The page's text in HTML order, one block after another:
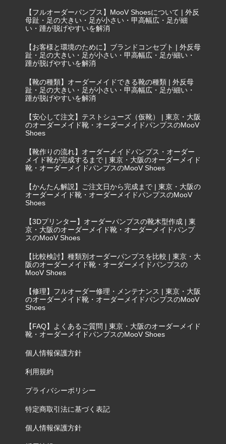
【フルオーダーパンプス】MooV Shoesについて | 外反
母趾・足の大きい・足が小さい・甲高幅広・足が細
い・踵が脱げやすいを解消
【お客様と環境のために】ブランドコンセプト | 外反母
趾・足の大きい・足が小さい・甲高幅広・足が細い・
踵が脱げやすいを解消
【靴の種類】オーダーメイドできる靴の種類 | 外反母
趾・足の大きい・足が小さい・甲高幅広・足が細い・
踵が脱げやすいを解消
【安心して注文】テストシューズ（仮靴） | 東京・大阪
のオーダーメイド靴・オーダーメイドパンプスのMooV
Shoes
【靴作りの流れ】オーダーメイドパンプス・オーダー
メイド靴が完成するまで | 東京・大阪のオーダーメイド
靴・オーダーメイドパンプスのMooV Shoes
【かんたん解説】ご注文日から完成まで | 東京・大阪の
オーダーメイド靴・オーダーメイドパンプスのMooV
Shoes
【3Dプリンター】オーダーパンプスの靴木型作成 | 東
京・大阪のオーダーメイド靴・オーダーメイドパンプ
スのMooV Shoes
【比較検討】種類別オーダーパンプスを比較 | 東京・大
阪のオーダーメイド靴・オーダーメイドパンプスの
MooV Shoes
【修理】フルオーダー修理・メンテナンス | 東京・大阪
のオーダーメイド靴・オーダーメイドパンプスのMooV
Shoes
【FAQ】よくあるご質問 | 東京・大阪のオーダーメイド
靴・オーダーメイドパンプスのMooV Shoes
個人情報保護方針
利用規約
プライバシーポリシー
特定商取引法に基づく表記
個人情報保護方針